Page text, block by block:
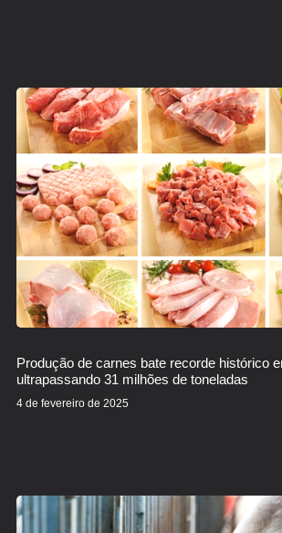
Produção de carnes bate recorde histórico
ultrapassando 31 milhões de toneladas
4 de fevereiro de 2025